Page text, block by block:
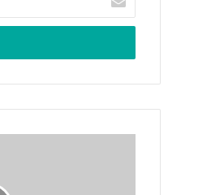
ایمیل
خود
وارد